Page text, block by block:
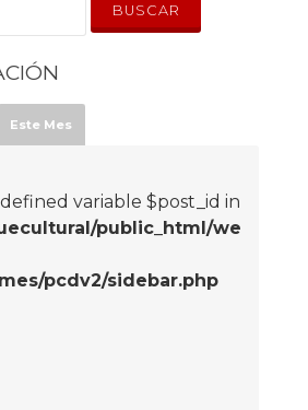
. '
Este Mes
variable $post_id in
public_html/we
pcdv2/sidebar.php